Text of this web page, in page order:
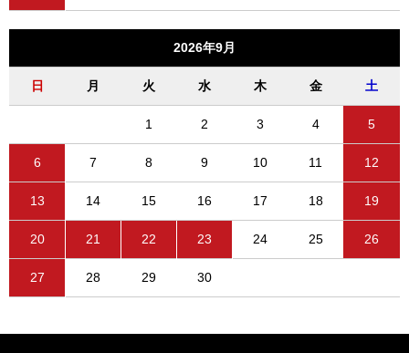
2026年9月
日 月 火 水 木 金 土
1 2 3 4 5
6 7 8 9 10 11 12
13 14 15 16 17 18 19
20 21 22 23 24 25 26
27 28 29 30